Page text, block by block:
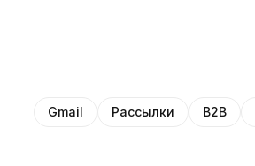
Gmail Рассылки B2B